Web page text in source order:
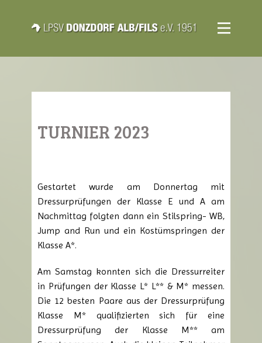
TURNIER 2023
Gestartet wurde am Donnertag mit
Dressurprüfungen der Klasse E und A am
Nachmittag folgten dann ein Stilspring- WB,
Jump and Run und ein Kostümspringen der
Klasse A*.
Am Samstag konnten sich die Dressurreiter
in Prüfungen der Klasse L* L** & M* messen.
Die 12 besten Paare aus der Dressurprüfung
Klasse M* qualifizierten sich für eine
Dressurprüfung der Klasse M** am